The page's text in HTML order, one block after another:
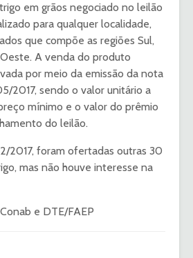
em grãos negociado no leilão
para qualquer localidade,
que compõe as regiões Sul,
A venda do produto
por meio da emissão da nota
2017, sendo o valor unitário a
mínimo e o valor do prêmio
do leilão.
2017, foram ofertadas outras 30
mas não houve interesse na
e DTE/FAEP